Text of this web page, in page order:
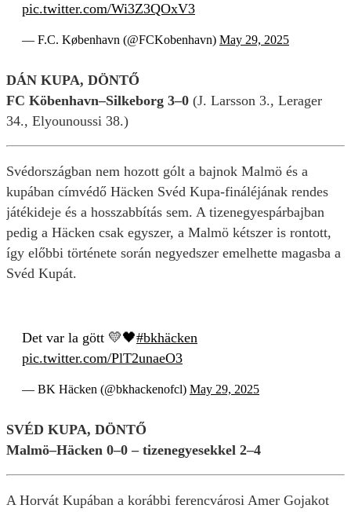
pic.twitter.com/Wi3Z3QOxV3
— F.C. København (@FCKobenhavn) May 29, 2025
DÁN KUPA, DÖNTŐ
FC Köbenhavn–Silkeborg 3–0 (J. Larsson 3., Lerager
34., Elyounoussi 38.)
Svédországban nem hozott gólt a bajnok Malmö és a
kupában címvédő Häcken Svéd Kupa-fináléjának rendes
játékideje és a hosszabbítás sem. A tizenegyespárbajban
pedig a Häcken csak egyszer, a Malmö kétszer is rontott,
így előbbi története során negyedszer emelhette magasba a
Svéd Kupát.
Det var la gött 💛🖤#bkhäcken
pic.twitter.com/PlT2unaeO3
— BK Häcken (@bkhackenofcl) May 29, 2025
SVÉD KUPA, DÖNTŐ
Malmö–Häcken 0–0 – tizenegyesekkel 2–4
A Horvát Kupában a korábbi ferencvárosi Amer Gojakot